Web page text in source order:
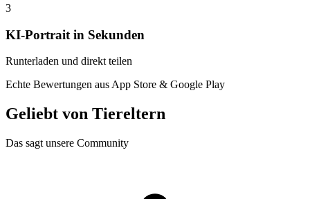
3
KI-Portrait in Sekunden
Runterladen und direkt teilen
Echte Bewertungen aus App Store & Google Play
Geliebt von Tiereltern
Das sagt unsere Community